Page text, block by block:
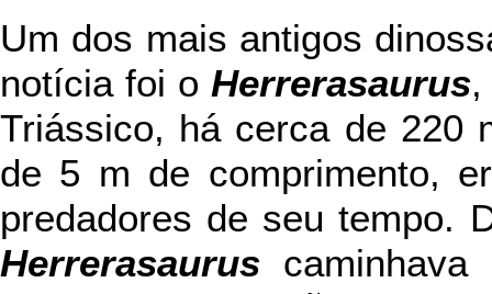
Um dos mais antigos
notícia foi o Herrerasaurus,
Triássico, há cerca de 220
de 5 m de comprimento,
predadores de seu tempo.
Herrerasaurus